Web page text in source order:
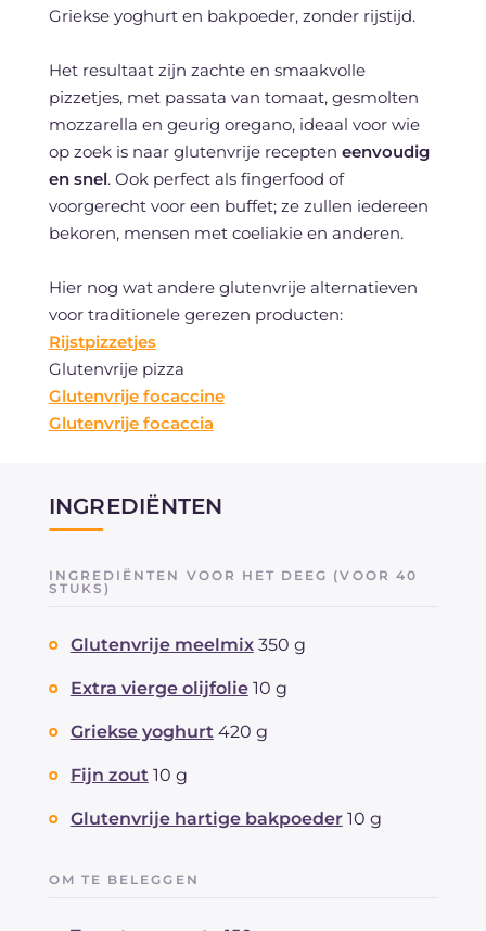
Griekse yoghurt en bakpoeder, zonder rijstijd.
Het resultaat zijn zachte en smaakvolle
pizzetjes, met passata van tomaat, gesmolten
mozzarella en geurig oregano, ideaal voor wie
op zoek is naar glutenvrije recepten eenvoudig
en snel. Ook perfect als fingerfood of
voorgerecht voor een buffet; ze zullen iedereen
bekoren, mensen met coeliakie en anderen.
Hier nog wat andere glutenvrije alternatieven
voor traditionele gerezen producten:
Rijstpizzetjes
Glutenvrije pizza
Glutenvrije focaccine
Glutenvrije focaccia
INGREDIËNTEN
INGREDIËNTEN VOOR HET DEEG (VOOR 40
STUKS)
Glutenvrije meelmix 350 g
Extra vierge olijfolie 10 g
Griekse yoghurt 420 g
Fijn zout 10 g
Glutenvrije hartige bakpoeder 10 g
OM TE BELEGGEN